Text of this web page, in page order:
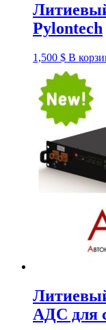
Pylontech
1,500 $ В
АДС для